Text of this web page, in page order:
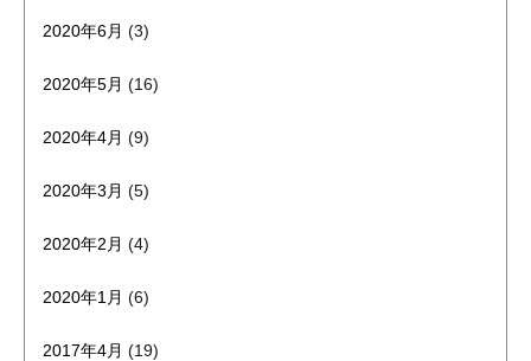
2020年6月 (3)
2020年5月 (16)
2020年4月 (9)
2020年3月 (5)
2020年2月 (4)
2020年1月 (6)
2017年4月 (19)